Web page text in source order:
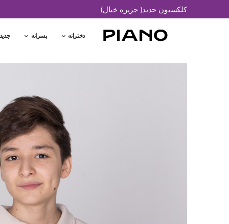
کلکسیون جدید( جزیره خیال)
دخترانه پسرانه